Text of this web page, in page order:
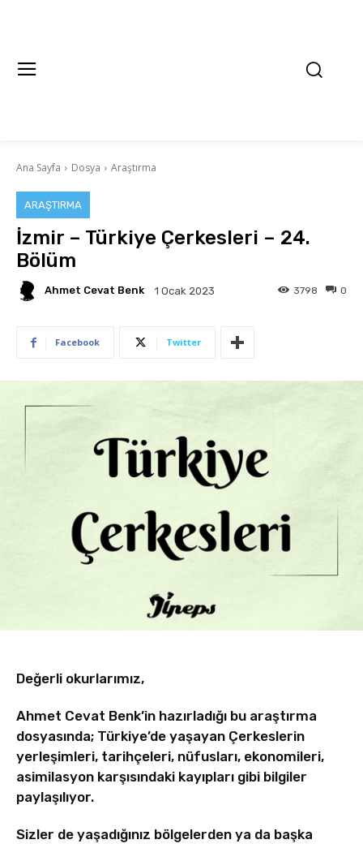
Ana Sayfa Dosya Araştırma
ARAŞTIRMA
İzmir – Türkiye Çerkesleri – 24.
Bölüm
Ahmet Cevat Benk 1 Ocak 2023 0
3798
Facebook Twitter
Değerli okurlarımız,
Ahmet Cevat Benk’in hazırladığı bu araştırma
dosyasında; Türkiye’de yaşayan Çerkeslerin
yerleşimleri, tarihçeleri, nüfusları, ekonomileri,
asimilasyon karşısındaki kayıpları gibi bilgiler
paylaşılıyor.
Sizler de yaşadığınız bölgelerden ya da başka